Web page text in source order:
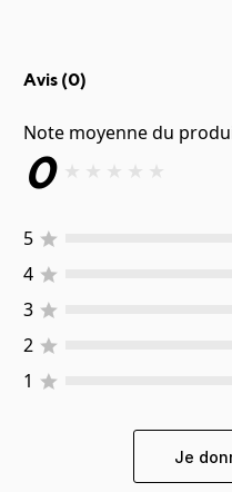
Avis (0)
Note moyenne du
0 ★ ★ ★ ★ ★
5
4
3
2
1
Je